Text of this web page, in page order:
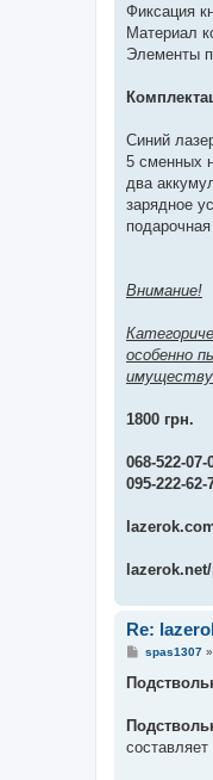
Фиксация
Материал
Элементы
Синий
5 сменных
два
зарядное
подарочная
Внимание!
особенно
1800 грн.
068-522-07-
095-222-62-
Re:
П
в
о
м
л
spas1307»